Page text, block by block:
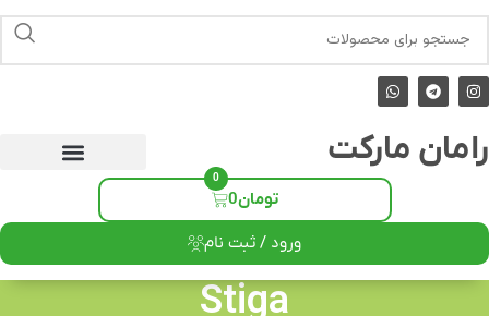
رامان مارکت
تومان0
0
ورود / ثبت نام
Stiga